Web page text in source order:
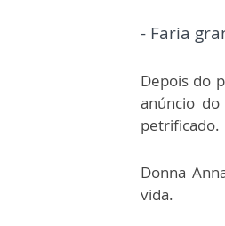
- Faria
Depois do
anúncio
petrificado.
Donna
vida.